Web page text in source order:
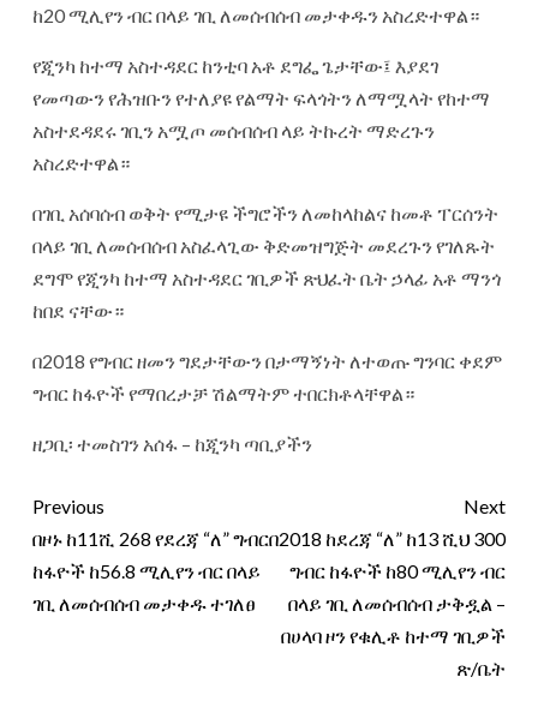
ከ20 ሚሊየን ብር በላይ ገቢ ለመሰብሰብ መታቀዱን አስረድተዋል።
የጂንካ ከተማ አስተዳደር ከንቲባ አቶ ደግፌ ጌታቸው፤ እያደገ
የመጣውን የሕዝቡን የተለያዩ የልማት ፍላጎትን ለማሟላት የከተማ
አስተደዳደሩ ገቢን አሟጦ መሰብሰብ ላይ ትኩረት ማድረጉን
አስረድተዋል።
በገቢ አሰባሰብ ወቅት የሚታዩ ችግሮችን ለመከላከልና ከመቶ ፐርሰንት
በላይ ገቢ ለመሰብሰብ አስፈላጊው ቅድመዝግጅት መደረጉን የገለጹት
ደግሞ የጂንካ ከተማ አስተዳደር ገቢዎች ጽህፈት ቤት ኃላፊ አቶ ማንጎ
ከበደ ናቸው።
በ2018 የግብር ዘመን ግደታቸውን በታማኝነት ለተወጡ ግንባር ቀደም
ግብር ከፋዮች የማበረታቻ ሽልማትም ተበርክቶላቸዋል።
ዘጋቢ፡ ተመስገን አሰፋ – ከጂንካ ጣቢያችን
Previous
በዞኑ ከ11ሺ 268 የደረጃ “ለ” ግብር
ከፋዮች ከ56.8 ሚሊየን ብር በላይ
ገቢ ለመሰብሰብ መታቀዱ ተገለፀ
Next
በ2018 ከደረጃ “ለ” ከ13 ሺህ 300
ግብር ከፋዮች ከ80 ሚሊየን ብር
በላይ ገቢ ለመሰብሰብ ታቅዷል –
በሀላባ ዞን የቁሊቶ ከተማ ገቢዎች
ጽ/ቤት